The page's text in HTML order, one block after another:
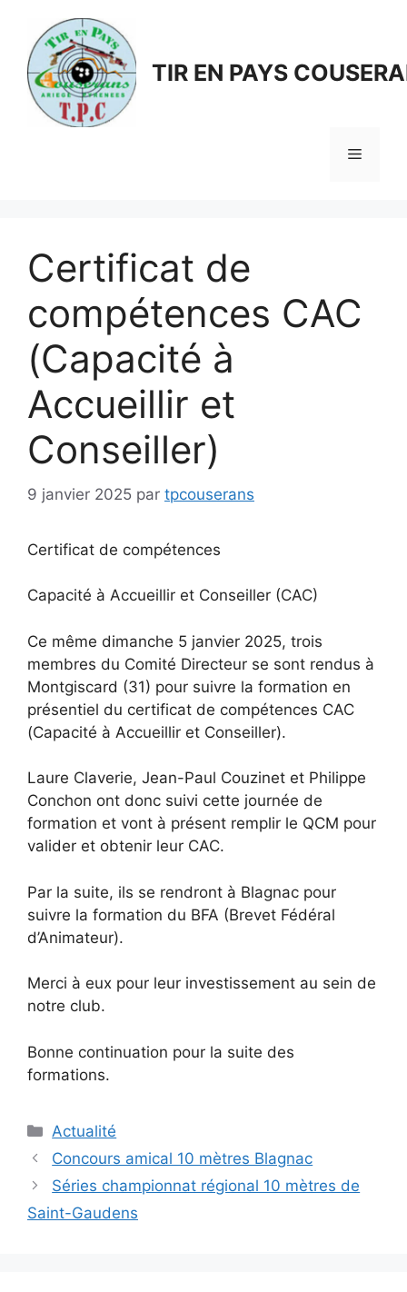
contenu
TIR EN PAYS
Menu
Certificat de
compétences CAC
(Capacité à
Accueillir et
Conseiller)
9 janvier 2025 par tpcouserans
Certificat de compétences
Capacité à Accueillir et Conseiller (CAC)
Ce même dimanche 5 janvier 2025, trois
membres du Comité Directeur se sont rendus à
Montgiscard (31) pour suivre la formation en
présentiel du certificat de compétences CAC
(Capacité à Accueillir et Conseiller).
Laure Claverie, Jean-Paul Couzinet et Philippe
Conchon ont donc suivi cette journée de
formation et vont à présent remplir le QCM pour
valider et obtenir leur CAC.
Par la suite, ils se rendront à Blagnac pour
suivre la formation du BFA (Brevet Fédéral
d’Animateur).
Merci à eux pour leur investissement au sein de
notre club.
Bonne continuation pour la suite des
formations.
Catégories
Actualité
Navigation
des
Concours amical 10 mètres Blagnac
Séries championnat régional 10 mètres de
Saint-Gaudens